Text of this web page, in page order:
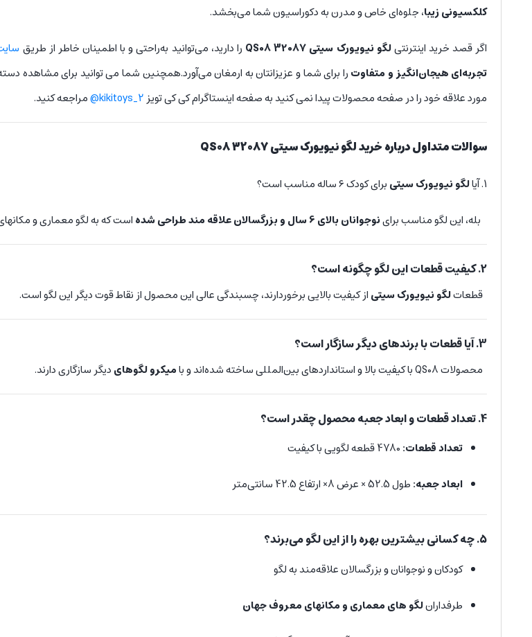
کلکسیونی زیبا، جلوه‌ای خاص و مدرن به دکوراسیون شما می‌بخشد.
اگر قصد خرید اینترنتیلگونیویورک سیتی QS08 32087 را دارید، می‌توانید به‌راحتی و با اطمینان خاطر از طریق
تجربه‌ای هیجان‌انگیز و متفاوت را برای شما و عزیزانتان به ارمغان می‌آورد.همچنین شما می توانید برای مشاهده
مورد علاقه خود را در صفحه محصولات پیدا نمی کنید به صفحه اینستاگرام کی کی تویز kikitoys_2@ مراجعه کنید.
سوالات متداول درباره خریدلگونیویورک سیتی QS08 32087
1. آیا لگونیویورک سیتی برای کودک ۶ ساله مناسب است؟
بله، این لگو مناسب براینوجوانان بالای 6 سال و بزرگسالان علاقه مند طراحی شده است که به لگو معماری و
2. کیفیت قطعات این لگو چگونه است؟
قطعاتلگو نیویورک سیتی از کیفیت بالایی برخوردارند، چسبندگی عالی این محصول از نقاط قوت دیگر این لگو است.
3. آیا قطعات با برندهای دیگر سازگار است؟
محصولات QS08 با کیفیت بالا و استانداردهای بین‌المللی ساخته شده‌اند و با میکرولگوهای دیگر سازگاری دارند.
4. تعداد قطعات و ابعاد جعبه محصول چقدر است؟
تعداد قطعات:
ابعاد جعبه: طول 52.5 × عرض 8× ارتفاع 42.5 سانتی‌متر
5. چه کسانی بیشترین بهره را از این لگو می‌برند؟
کودکان و نوجوانان و بزرگسالان علاقه‌مند به لگو
طرفدارانلگو های معماری و مکانهای معروف جهان